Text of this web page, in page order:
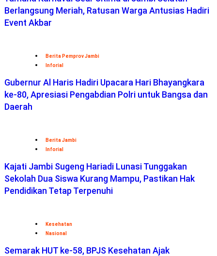
Berlangsung Meriah, Ratusan Warga Antusias Hadiri
Event Akbar
Berita Pemprov Jambi
Inforial
Gubernur Al Haris Hadiri Upacara Hari Bhayangkara
ke-80, Apresiasi Pengabdian Polri untuk Bangsa dan
Daerah
Berita Jambi
Inforial
Kajati Jambi Sugeng Hariadi Lunasi Tunggakan
Sekolah Dua Siswa Kurang Mampu, Pastikan Hak
Pendidikan Tetap Terpenuhi
Kesehatan
Nasional
Semarak HUT ke-58, BPJS Kesehatan Ajak